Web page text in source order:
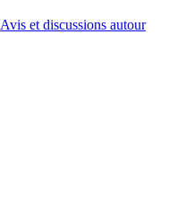
Avis et discussions autour